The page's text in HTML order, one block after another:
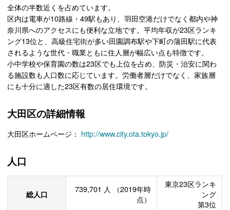
全体の半数近くを占めています。
区内は電車が10路線・49駅もあり、羽田空港だけでなく都内や神
奈川県へのアクセスにも便利な立地です。平均年収が23区ランキ
ング13位と、高級住宅街が多い田園調布駅や下町の蒲田駅に代表
されるような世代・職業ともに住人層が幅広い点も特徴です。
小中学校や保育園の数は23区でも上位を占め、防災・治安に関わ
る施設数も人口数に応じています。労働者層だけでなく、家族層
にも十分に適した23区有数の居住環境です。
大田区の詳細情報
大田区ホームページ： http://www.city.ota.tokyo.jp/
人口
総人口 739,701 人
（2019年時
点）
東京23区ランキ
ング
第3位